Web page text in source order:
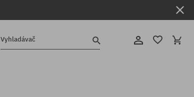
Vyhladávač